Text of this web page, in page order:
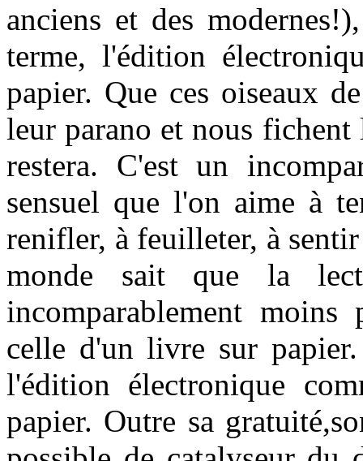
anciens et des
terme, l'édition
papier. Que ces oiseaux
leur parano et nous
restera. C'est un
sensuel que l'on aime à
renifler, à feuilleter, à
monde sait que la
incomparablement
celle d'un livre sur
l'édition électronique
papier. Outre sa